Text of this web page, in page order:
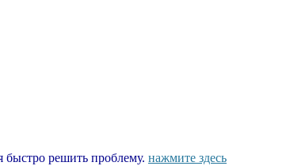
быстро решить проблему. нажмите здесь